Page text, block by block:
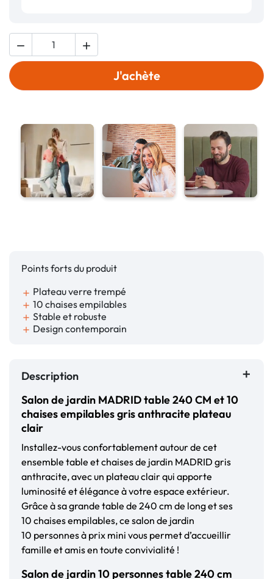
 
J'achète
Points forts du produit
add Plateau verre trempé
add 10 chaises empilables
add Stable et robuste
add Design contemporain
Description
Salon de jardin MADRID table 240 CM et 10
chaises empilables gris anthracite plateau
clair
Installez-vous confortablement autour de cet
ensemble table et chaises de jardin MADRID gris
anthracite, avec un plateau clair qui apporte
luminosité et élégance à votre espace extérieur.
Grâce à sa grande table de 240 cm de long et ses
10 chaises empilables, ce salon de jardin
10 personnes à prix mini vous permet d’accueillir
famille et amis en toute convivialité !
Salon de jardin 10 personnes table 240 cm